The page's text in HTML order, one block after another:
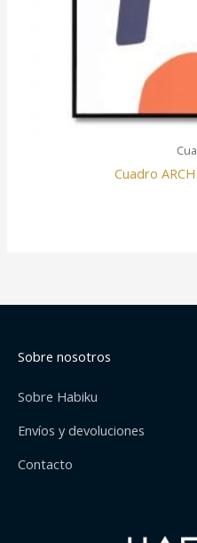
Cuadro
Sobre nosotros
Sobre Habiku
Envíos y devoluciones
Contacto